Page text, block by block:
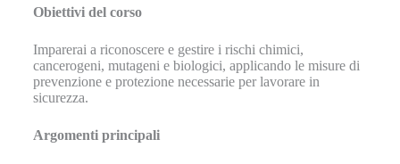
Obiettivi del corso
Imparerai a riconoscere e gestire i rischi chimici,
cancerogeni, mutageni e biologici, applicando le misure di
prevenzione e protezione necessarie per lavorare in
sicurezza.
Argomenti principali